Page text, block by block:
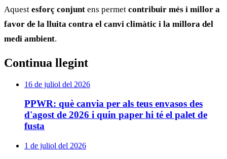
Aquest esforç conjunt ens permet contribuir més i millor a
favor de la lluita contra el canvi climàtic i la millora del
medi ambient.
Continua llegint
16 de juliol del 2026
PPWR: què canvia per als teus envasos des
d'agost de 2026 i quin paper hi té el palet de
fusta
1 de juliol del 2026